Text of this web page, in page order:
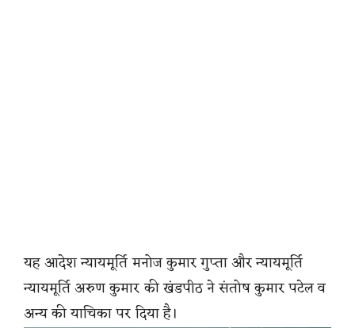
यह आदेश न्यायमूर्ति मनोज कुमार गुप्ता और न्यायमूर्ति
न्यायमूर्ति अरुण कुमार की खंडपीठ ने संतोष कुमार पटेल व
अन्य की याचिका पर दिया है।